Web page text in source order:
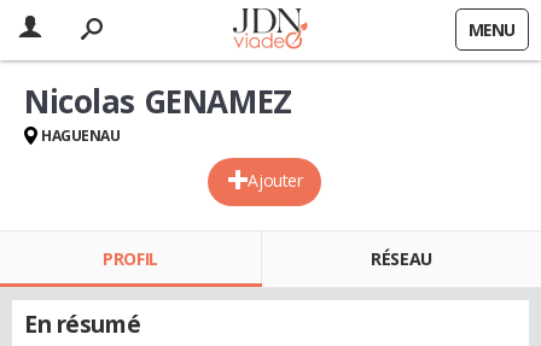
MENU
Ajouter
Nicolas GENAMEZ
HAGUENAU
PROFIL RÉSEAU
En résumé